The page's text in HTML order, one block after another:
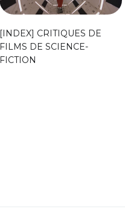
[INDEX] CRITIQUES DE
FILMS DE SCIENCE-
FICTION